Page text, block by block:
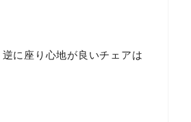
に座り心地が良いチェアは